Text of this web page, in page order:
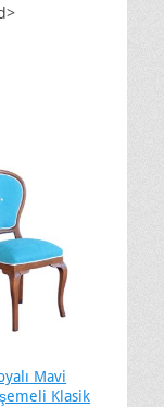
Mavi
Klasik